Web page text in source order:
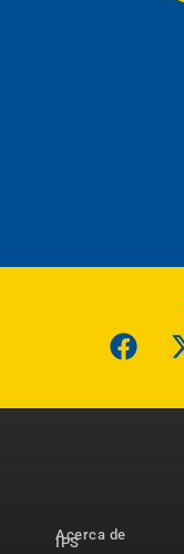
Acerca de
IPS